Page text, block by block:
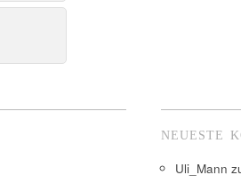
NEUESTE
Uli_Mann